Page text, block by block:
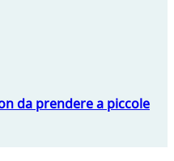
da prendere a piccole